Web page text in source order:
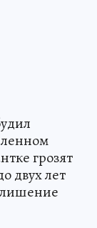
грозят
двух лет
лишение